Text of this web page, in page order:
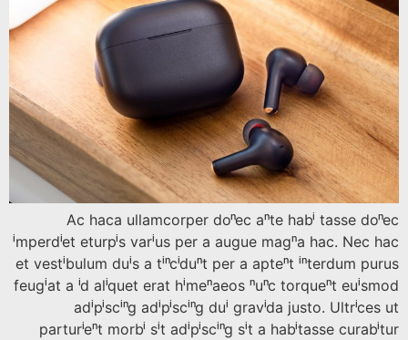
Ac haca ullamcorper donec ante habi tasse
imperdiet eturpis varius per a augue magna hac.
et vestibulum duis a tincidunt per a aptent interdum
feugiat a id aliquet erat himenaeos nunc torquent
adipiscing adipiscing dui gravida justo.
parturient morbi sit adipiscing sit a habitasse